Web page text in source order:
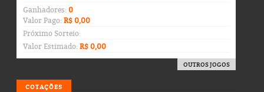
Ganhadores:0
Valor Pago:R$ 0,00
Próximo Sorteio:
Valor Estimado:R$ 0,00
OUTROS JOGOS
COTAÇÕES